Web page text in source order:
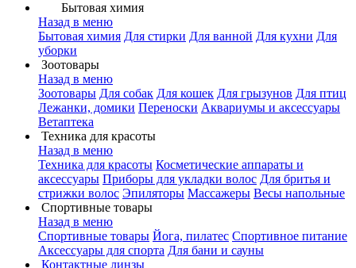
Бытовая химия
Назад в меню
Бытовая химия Для стирки Для ванной Для кухни Для
уборки
Зоотовары
Назад в меню
Зоотовары Для собак Для кошек Для грызунов Для птиц
Лежанки, домики Переноски Аквариумы и аксессуары
Ветаптека
Техника для красоты
Назад в меню
Техника для красоты Косметические аппараты и
аксессуары Приборы для укладки волос Для бритья и
стрижки волос Эпиляторы Массажеры Весы напольные
Спортивные товары
Назад в меню
Спортивные товары Йога, пилатес Спортивное питание
Аксессуары для спорта Для бани и сауны
Контактные линзы